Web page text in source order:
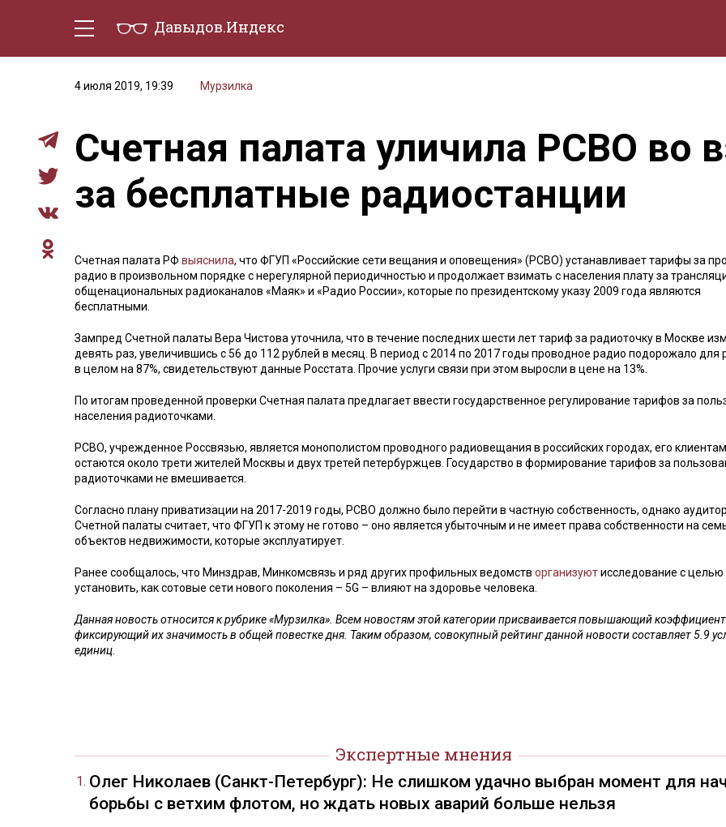
Давыдов.Индекс
4 июля 2019, 19:39
Мурзилка
Счетная палата уличила РСВО во
за бесплатные радиостанции
Счетная палата РФ выяснила, что ФГУП «Российские сети вещания и оповещения» (РСВО) устанавливает тарифы за
радио в произвольном порядке с нерегулярной периодичностью и продолжает взимать с населения плату за
общенациональных радиоканалов «Маяк» и «Радио России», которые по президентскому указу 2009 года являются
бесплатными.
Зампред Счетной палаты Вера Чистова уточнила, что в течение последних шести лет тариф за радиоточку в Москве
девять раз, увеличившись с 56 до 112 рублей в месяц. В период с 2014 по 2017 годы проводное радио подорожало для
в целом на 87%, свидетельствуют данные Росстата. Прочие услуги связи при этом выросли в цене на 13%.
По итогам проведенной проверки Счетная палата предлагает ввести государственное регулирование тарифов за
населения радиоточками.
РСВО, учрежденное Россвязью, является монополистом проводного радиовещания в российских городах, его
остаются около трети жителей Москвы и двух третей петербуржцев. Государство в формирование тарифов за
радиоточками не вмешивается.
Согласно плану приватизации на 2017-2019 годы, РСВО должно было перейти в частную собственность, однако
Счетной палаты считает, что ФГУП к этому не готово – оно является убыточным и не имеет права собственности на
объектов недвижимости, которые эксплуатирует.
Ранее сообщалось, что Минздрав, Минкомсвязь и ряд других профильных ведомств организуютисследование с целью
установить, как сотовые сети нового поколения – 5G – влияют на здоровье человека.
Данная новость относится к рубрике «Мурзилка». Всем новостям этой категории присваивается повышающий
фиксирующий их значимость в общей повестке дня. Таким образом, совокупный рейтинг данной новости составляет 5.9
единиц.
Экспертные мнения
Олег Николаев (Санкт-Петербург): Не слишком удачно выбран момент для
борьбы с ветхим флотом, но ждать новых аварий больше нельзя